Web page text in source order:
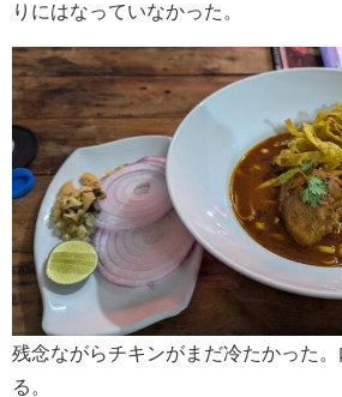
りにはなっていなかった。
残念ながらチキンがまだ冷たかった
る。